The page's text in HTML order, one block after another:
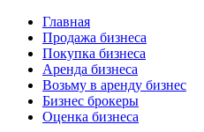
Главная
Продажа бизнеса
Покупка бизнеса
Аренда бизнеса
Возьму в аренду бизнес
Бизнес брокеры
Оценка бизнеса